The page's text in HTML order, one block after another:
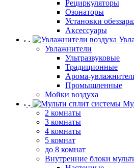
Рециркуляторы
Озонаторы
Установки
Аксессуары
Увлажнители
Ультразвуковые
Традиционные
Арома-
Промышленные
Мойки воздуха
2 комнаты
3 комнаты
4 комнаты
5 комнат
до 8 комнат
Внутренние блоки